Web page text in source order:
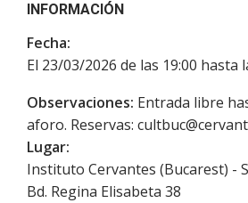
INFORMACIÓN
Fecha:
El 23/03/2026 de las 19:00 hasta
Observaciones: Entrada libre
aforo. Reservas:
Lugar:
Instituto Cervantes (Bucarest) -
Bd. Regina Elisabeta 38